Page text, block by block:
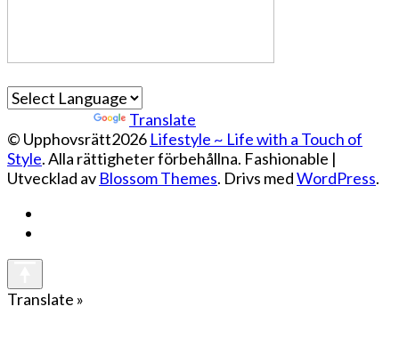
Translate
© Upphovsrätt2026 Lifestyle ~ Life with a Touch of
Style. Alla rättigheter förbehållna. Fashionable |
Utvecklad av Blossom Themes. Drivs medWordPress.
Translate »